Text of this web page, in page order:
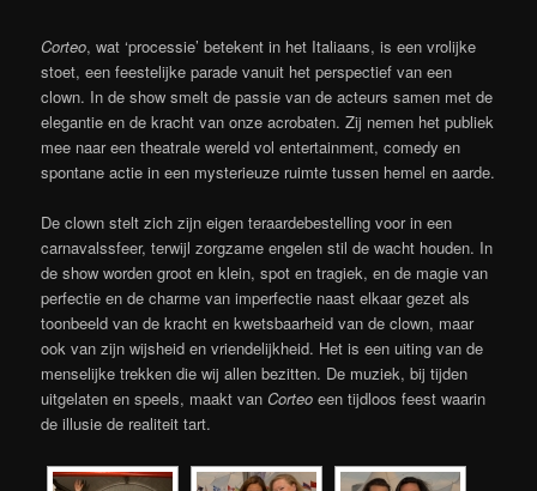
Corteo, wat ‘processie’ betekent in het Italiaans, is een vrolijke
stoet, een feestelijke parade vanuit het perspectief van een
clown. In de show smelt de passie van de acteurs samen met de
elegantie en de kracht van onze acrobaten. Zij nemen het publiek
mee naar een theatrale wereld vol entertainment, comedy en
spontane actie in een mysterieuze ruimte tussen hemel en aarde.
De clown stelt zich zijn eigen teraardebestelling voor in een
carnavalssfeer, terwijl zorgzame engelen stil de wacht houden. In
de show worden groot en klein, spot en tragiek, en de magie van
perfectie en de charme van imperfectie naast elkaar gezet als
toonbeeld van de kracht en kwetsbaarheid van de clown, maar
ook van zijn wijsheid en vriendelijkheid. Het is een uiting van de
menselijke trekken die wij allen bezitten. De muziek, bij tijden
uitgelaten en speels, maakt vanCorteo een tijdloos feest waarin
de illusie de realiteit tart.